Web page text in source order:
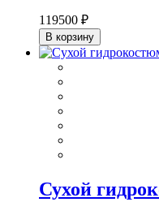
119500 ₽
В корзину
Сухой